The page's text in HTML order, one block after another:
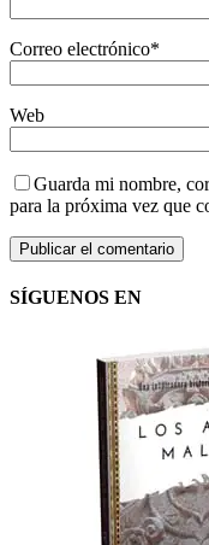
Correo electrónico*
Web
Guarda mi nombre,
para la próxima vez que
SÍGUENOS EN